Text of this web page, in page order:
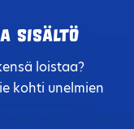
sisältö
loistaa?
kohti unelmien